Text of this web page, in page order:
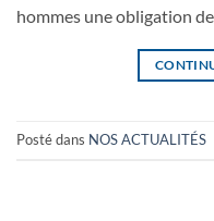
hommes une obligation
Posté dans NOS ACTUALITÉS